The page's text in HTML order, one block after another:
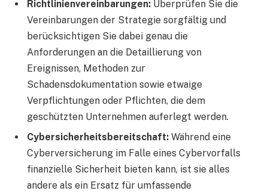
Richtlinienvereinbarungen: Überprüfen Sie die
Vereinbarungen der Strategie sorgfältig und
berücksichtigen Sie dabei genau die
Anforderungen an die Detaillierung von
Ereignissen, Methoden zur
Schadensdokumentation sowie etwaige
Verpflichtungen oder Pflichten, die dem
geschützten Unternehmen auferlegt werden.
Cybersicherheitsbereitschaft: Während eine
Cyberversicherung im Falle eines Cybervorfalls
finanzielle Sicherheit bieten kann, ist sie alles
andere als ein Ersatz für umfassende